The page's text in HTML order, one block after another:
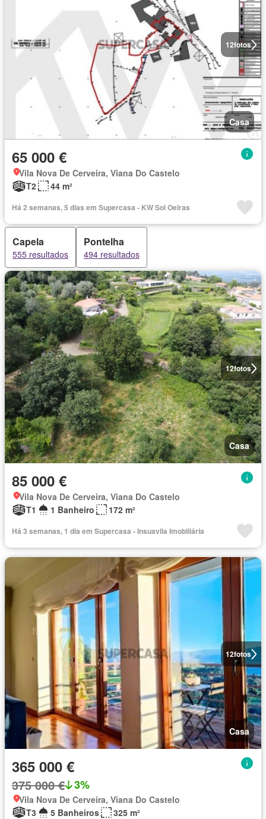
12fotos
Casa
65 000 €
Vila Nova De Cerveira, Viana Do Castelo
T2
44 m²
Há 2 semanas, 5 dias em Supercasa - KW Sol Oeiras
Capela
555 resultados
Pontelha
494 resultados
12fotos
Casa
85 000 €
Vila Nova De Cerveira, Viana Do Castelo
T1
1 Banheiro 172 m²
Há 3 semanas, 1 dia em Supercasa - Insuavila Imobiliária
12fotos
Casa
365 000 €
375 000 € 3%
Vila Nova De Cerveira, Viana Do Castelo
T3
5 Banheiros
325 m²